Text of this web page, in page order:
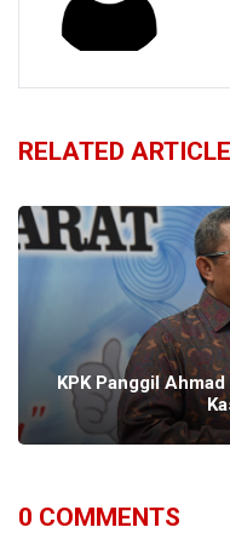
RELATED
KPK Panggil
0 COMMENTS